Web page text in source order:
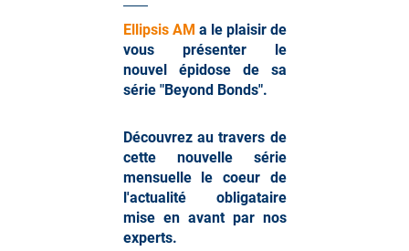
Ellipsis AM a le plaisir de
vous présenter le
nouvel épidose de sa
série "Beyond Bonds".
Découvrez au travers de
cette nouvelle série
mensuelle le coeur de
l'actualité obligataire
mise en avant par nos
experts.